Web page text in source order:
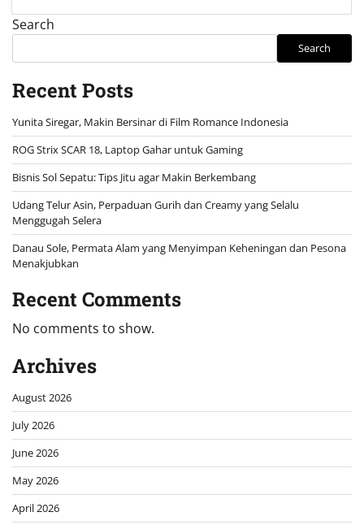
Search
Search
Recent Posts
Yunita Siregar, Makin Bersinar di Film Romance Indonesia
ROG Strix SCAR 18, Laptop Gahar untuk Gaming
Bisnis Sol Sepatu: Tips Jitu agar Makin Berkembang
Udang Telur Asin, Perpaduan Gurih dan Creamy yang Selalu
Menggugah Selera
Danau Sole, Permata Alam yang Menyimpan Keheningan dan Pesona
Menakjubkan
Recent Comments
No comments to show.
Archives
August 2026
July 2026
June 2026
May 2026
April 2026